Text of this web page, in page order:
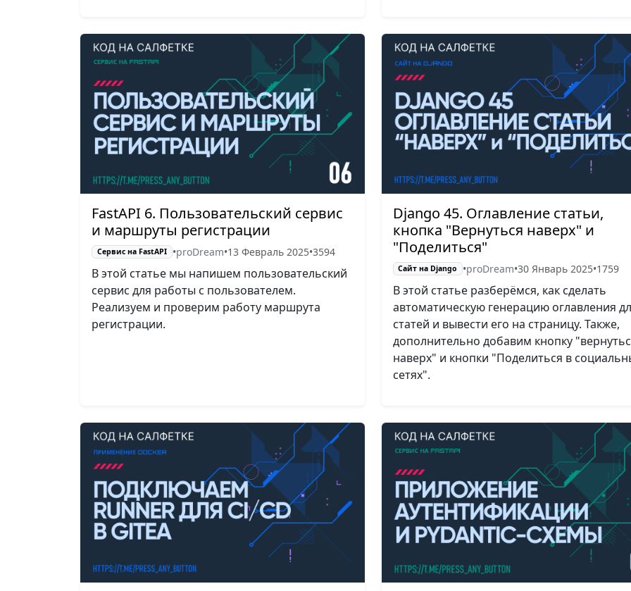
FastAPI 6. Пользовательский сервис
и маршруты регистрации
Сервис на FastAPI •proDream•13 Февраль 2025•3594
В этой статье мы напишем пользовательский
сервис для работы с пользователем.
Реализуем и проверим работу маршрута
регистрации.
Django 45. Оглавление статьи,
кнопка "Вернуться наверх" и
"Поделиться"
Сайт на Django •proDream•30 Январь 2025•1759
В этой статье разберёмся, как сделать
автоматическую генерацию оглавления
статей и вывести его на страницу. Также,
дополнительно добавим кнопку
наверх" и кнопки "Поделиться в
сетях".